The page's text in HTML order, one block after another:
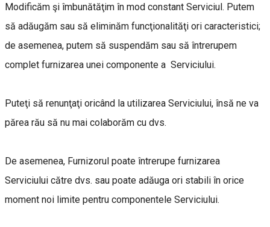
Modificăm şi îmbunătăţim în mod constant Serviciul. Putem
să adăugăm sau să eliminăm funcţionalităţi ori caracteristici;
de asemenea, putem să suspendăm sau să întrerupem
complet furnizarea unei componente a Serviciului.
Puteţi să renunţaţi oricând la utilizarea Serviciului, însă ne va
părea rău să nu mai colaborăm cu dvs.
De asemenea, Furnizorul poate întrerupe furnizarea
Serviciului către dvs. sau poate adăuga ori stabili în orice
moment noi limite pentru componentele Serviciului.